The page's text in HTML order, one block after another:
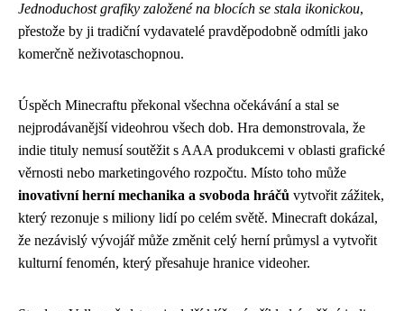
Jednoduchost grafiky založené na blocích se stala ikonickou,
přestože by ji tradiční vydavatelé pravděpodobně odmítli jako
komerčně neživotaschopnou.
Úspěch Minecraftu překonal všechna očekávání a stal se
nejprodávanější videohrou všech dob. Hra demonstrovala, že
indie tituly nemusí soutěžit s AAA produkcemi v oblasti grafické
věrnosti nebo marketingového rozpočtu. Místo toho může
inovativní herní mechanika a svoboda hráčů vytvořit zážitek,
který rezonuje s miliony lidí po celém světě. Minecraft dokázal,
že nezávislý vývojář může změnit celý herní průmysl a vytvořit
kulturní fenomén, který přesahuje hranice videoher.